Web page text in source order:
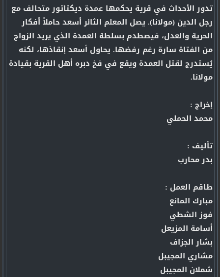
تدور الأحداث في قرية يحكمها عمدة ديكتاتور متحالف مع
رجل الدين (مولانا). يصل المعلم الثائر أسعد حاملاً أفكار
الحرية والعدل، فيصطدم بسلطة العمدة الذي يريد الزواج
من الفتاة سارة رغم رفضها. يحاول أسعد إنقاذها، لكنه
يُستدرج لقتل العمدة ويقع في فخ دبره أهل القرية بقيادة
مولانا.
ﺇﺧﺮاﺝ :
محمد الحملي
ﺗﺄﻟﻴﻒ :
بدر محارب
طاقم العمل :
مبارك المانع
فوز الشطي
أسامة المزيعل
بشار الجزاف
مشاري المجيبل
شملان المجيبل